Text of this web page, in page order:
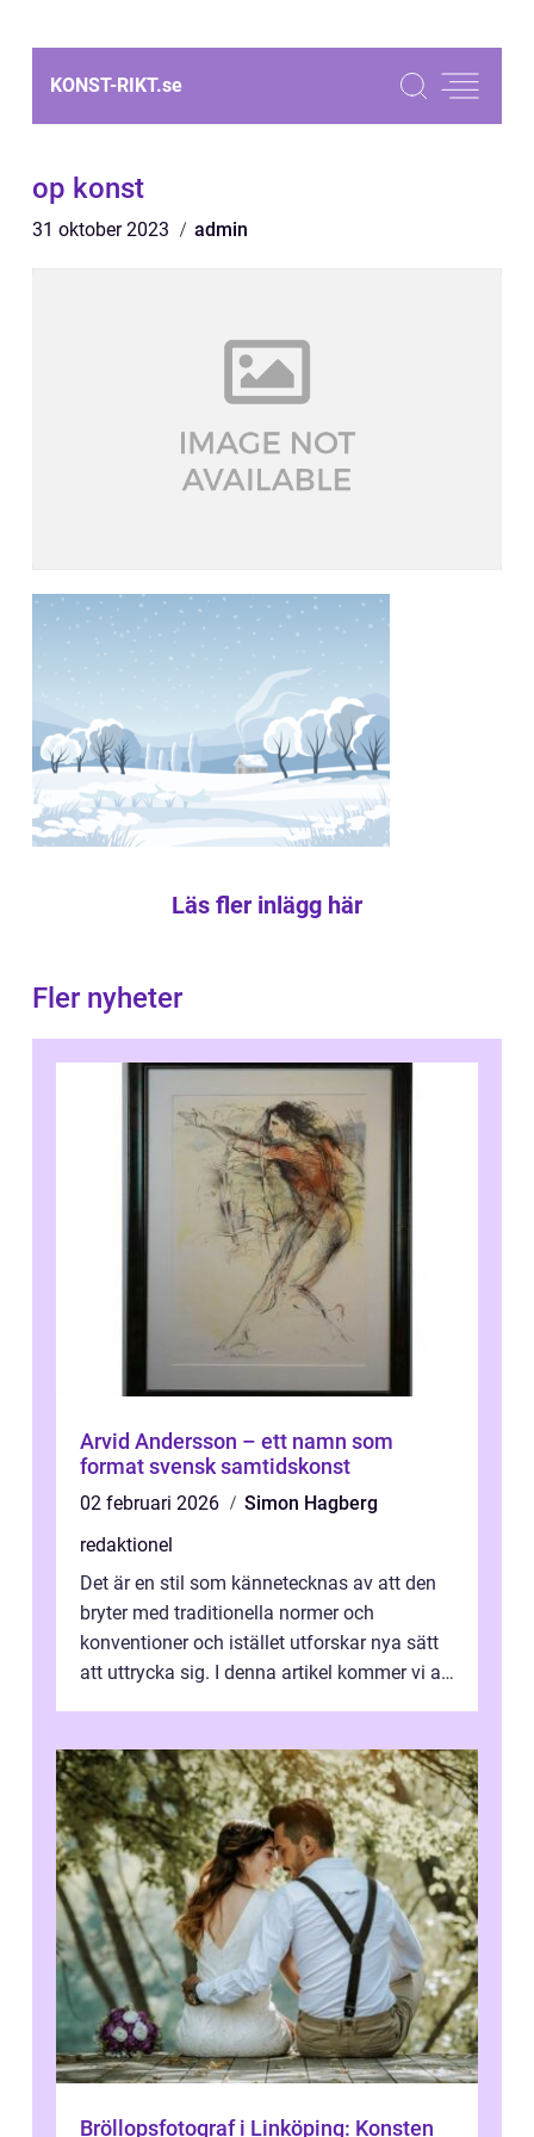
KONST-RIKT.se
op konst
31 oktober 2023 admin
Läs fler inlägg här
Fler nyheter
Arvid Andersson – ett namn som
format svensk samtidskonst
02 februari 2026
Simon Hagberg
redaktionel
Det är en stil som kännetecknas av att den
bryter med traditionella normer och
konventioner och istället utforskar nya sätt
att uttrycka sig. I denna artikel kommer vi att
Bröllopsfotograf i Linköping: Konsten